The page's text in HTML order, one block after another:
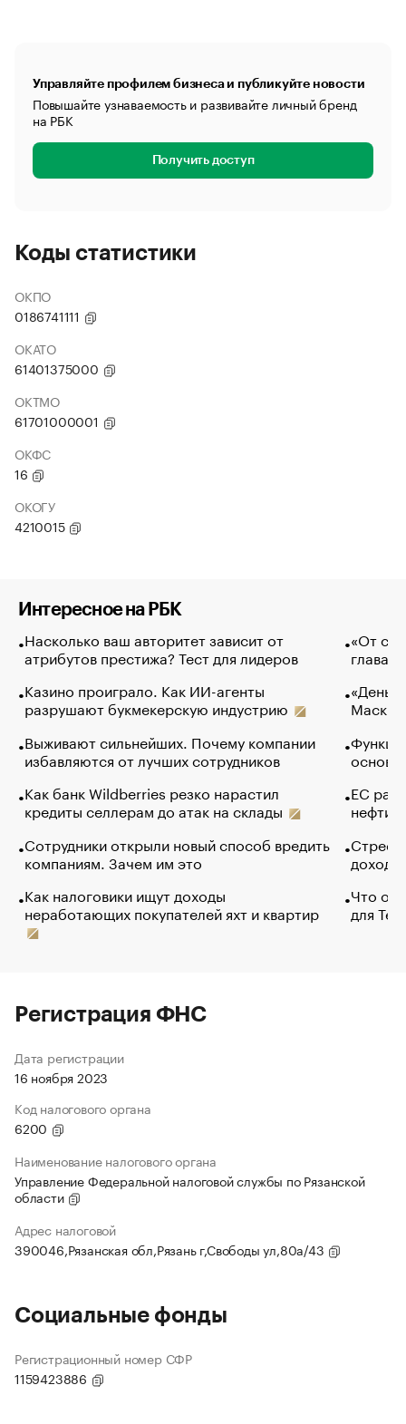
Управляйте профилем бизнеса и публикуйте новости
Повышайте узнаваемость и развивайте личный бренд
на РБК
Получить доступ
Коды статистики
ОКПО
0186741111
ОКАТО
61401375000
ОКТМО
61701000001
ОКФС
16
ОКОГУ
4210015
Интересное на РБК
Насколько ваш авторитет зависит от
атрибутов престижа? Тест для лидеров
Казино проиграло. Как ИИ-агенты
разрушают букмекерскую индустрию
Выживают сильнейших. Почему компании
избавляются от лучших сотрудников
Как банк Wildberries резко нарастил
кредиты селлерам до атак на склады
Сотрудники открыли новый способ вредить
компаниям. Зачем им это
Как налоговики ищут доходы
неработающих покупателей яхт и квартир
«От
глава
Маск в
основ
ЕС
нефти
Что
для
Регистрация ФНС
Дата регистрации
16 ноября 2023
Код налогового органа
6200
Наименование налогового органа
Управление Федеральной налоговой службы по Рязанской
области
Адрес налоговой
390046,Рязанская обл,Рязань г,Свободы ул,80а/43
Социальные фонды
Регистрационный номер СФР
1159423886